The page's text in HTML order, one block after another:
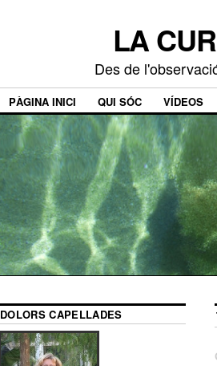
LA
Des de
PÀGINA INICI QUI SÓC VÍDEOS
DOLORS CAPELLADES